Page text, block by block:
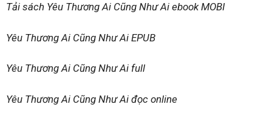
Tải sách Yêu Thương Ai Cũng Như Ai ebook MOBI
Yêu Thương Ai Cũng Như Ai EPUB
Yêu Thương Ai Cũng Như Ai full
Yêu Thương Ai Cũng Như Ai đọc online